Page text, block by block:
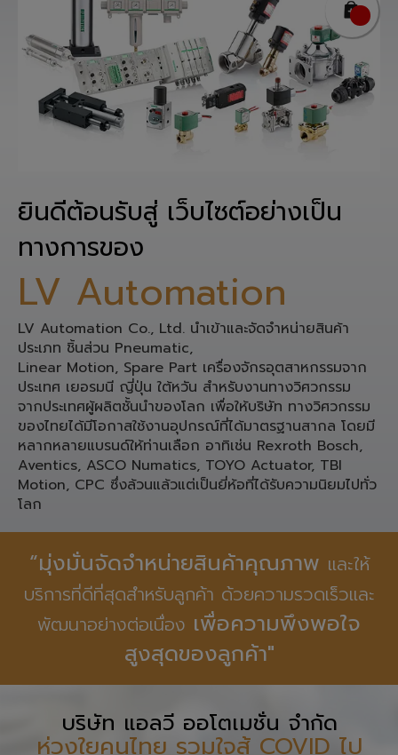
ยินดีต้อนรับสู่ เว็บไซต์อย่างเป็น
ทางการของ
LV Automation
LV Automation Co., Ltd. นำเข้าและจัดจำหน่ายสินค้า
ประเภท ชิ้นส่วน Pneumatic,
Linear Motion, Spare Part เครื่องจักรอุตสาหกรรมจาก
ประเทศ เยอรมนี ญี่ปุ่น ใต้หวัน สำหรับงานทางวิศวกรรม
จากประเทศผู้ผลิตชั้นนำของโลก เพื่อให้บริษัท ทางวิศวกรรม
ของไทยได้มีโอกาสใช้งานอุปกรณ์ที่ได้มาตรฐานสากล โดยมี
หลากหลายแบรนด์ให้ท่านเลือก อาทิเช่น Rexroth Bosch,
Aventics, ASCO Numatics, TOYO Actuator, TBI
Motion, CPC ซึ่งล้วนแล้วแต่เป็นยี่ห้อที่ได้รับความนิยมไปทั่ว
โลก
“มุ่งมั่นจัดจำหน่ายสินค้าคุณภาพและให้
บริการที่ดีที่สุดสำหรับลูกค้า ด้วยความรวดเร็วและ
พัฒนาอย่างต่อเนื่อง
เพื่อความพึงพอใจ
สูงสุดของลูกค้า"